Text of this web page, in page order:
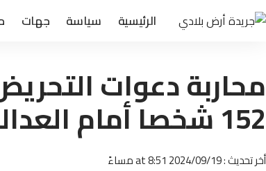
الرئيسية سياسة جهات
محاربة دعوات
152 شخصا أمام العدالة
أخر تحديث : 2024/09/19 at 8:51 مساءً